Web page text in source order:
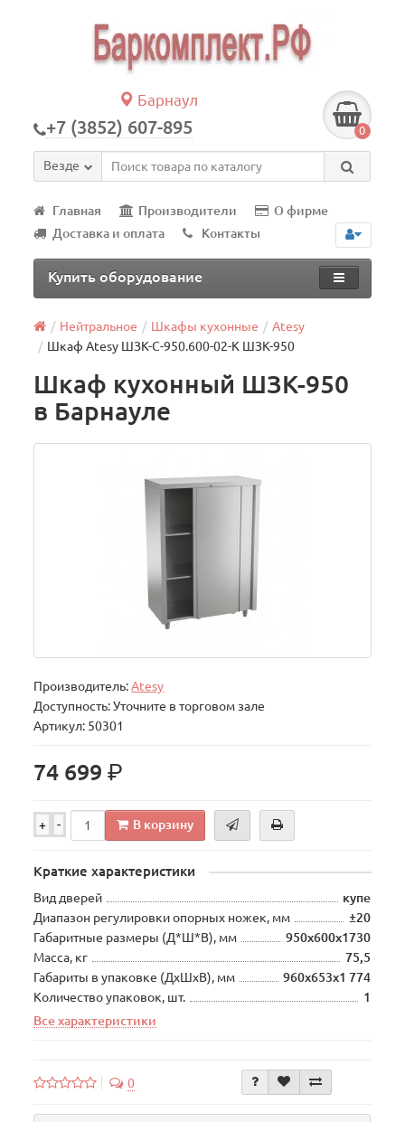
Барнаул
+7 (3852) 607-895 0
Везде
Главная Производители
О фирме
Доставка и оплата
Контакты
Купить оборудование
Нейтральное Шкафы кухонные
Atesy
Шкаф Atesy ШЗК-С-950.600-02-К ШЗК-950
Шкаф кухонный ШЗК-950
в Барнауле
Производитель:Atesy
Доступность: Уточните в торговом зале
Артикул: 50301
74 699р.
+ - В корзину
Краткие характеристики
Вид дверей
купе
Диапазон регулировки опорных ножек, мм
±20
Габаритные размеры (Д*Ш*В), мм
950х600х1730
Масса, кг
75,5
Габариты в упаковке (ДхШхВ), мм
960х653х1 774
Количество упаковок, шт.
1
Все характеристики
0